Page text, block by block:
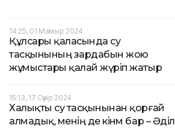
14:25, 01 Мамыр 2024
Құлсары қаласында су
тасқынының зардабын жою
жұмыстары қалай жүріп жатыр
15:13, 17 Сәуір 2024
Халықты су тасқынынан қорғай
алмадық, менің де кінәм бар – Әділ